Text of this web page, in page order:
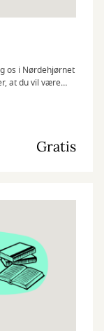
os i Nørdehjørnet
at du vil være
udfordre din
genbrugte
vilde ogGratis